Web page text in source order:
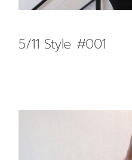
5/11 Style #001